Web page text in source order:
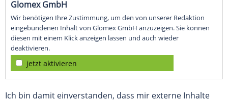
Glomex GmbH
Wir benötigen Ihre Zustimmung, um den von unserer Redaktion
eingebundenen Inhalt von Glomex GmbH anzuzeigen. Sie können
diesen mit einem Klick anzeigen lassen und auch wieder
deaktivieren.
jetzt aktivieren
Ich bin damit einverstanden, dass mir externe Inhalte